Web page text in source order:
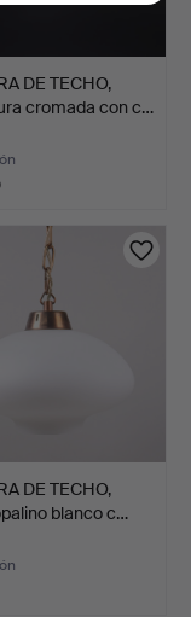
DE TECHO,
cromada con c…
DE TECHO,
blanco c…